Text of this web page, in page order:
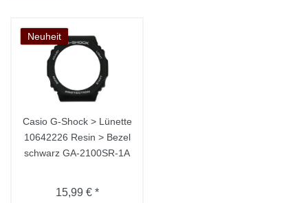
Neuheit
Casio G-Shock > Lünette
10642226 Resin > Bezel
schwarz GA-2100SR-1A
15,99 € *